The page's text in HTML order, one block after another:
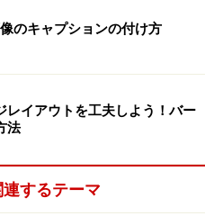
のキャプションの付け方
レイアウトを工夫しよう！バー
法
するテーマ